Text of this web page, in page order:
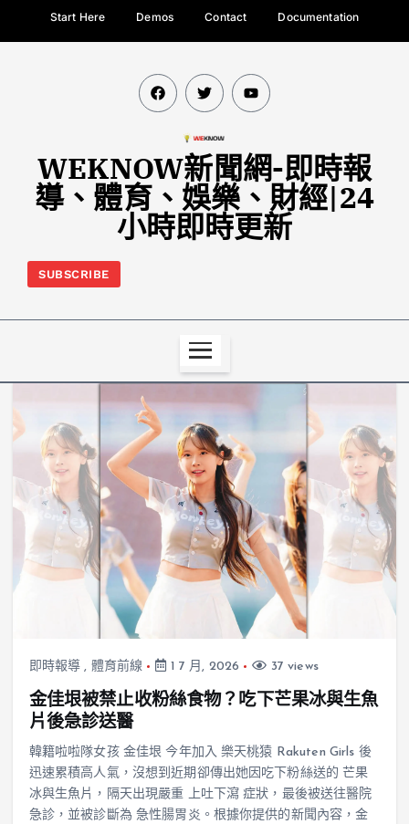
Start Here Demos Contact Documentation
WEKNOW新聞網-即時報
導、體育、娛樂、財經|24
小時即時更新
SUBSCRIBE
即時報導 , 體育前線 1 7 月, 2026 37 views
金佳垠被禁止收粉絲食物？吃下芒果冰與生魚
片後急診送醫
韓籍啦啦隊女孩 金佳垠 今年加入 樂天桃猿 Rakuten Girls 後
迅速累積高人氣，沒想到近期卻傳出她因吃下粉絲送的 芒果
冰與生魚片，隔天出現嚴重 上吐下瀉 症狀，最後被送往醫院
急診，並被診斷為 急性腸胃炎。根據你提供的新聞內容，金